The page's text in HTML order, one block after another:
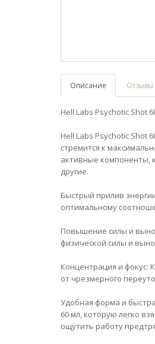
Описание Отзывы
Hell Labs Psychotic
Hell Labs Psychotic Shot
стремится к
активные компоненты,
другие.
Быстрый прилив
оптимальному
Повышение силы и
физической силы и
Концентрация и фокус:
от чрезмерного
Удобная форма и
60 мл, которую легко
ощутить работу